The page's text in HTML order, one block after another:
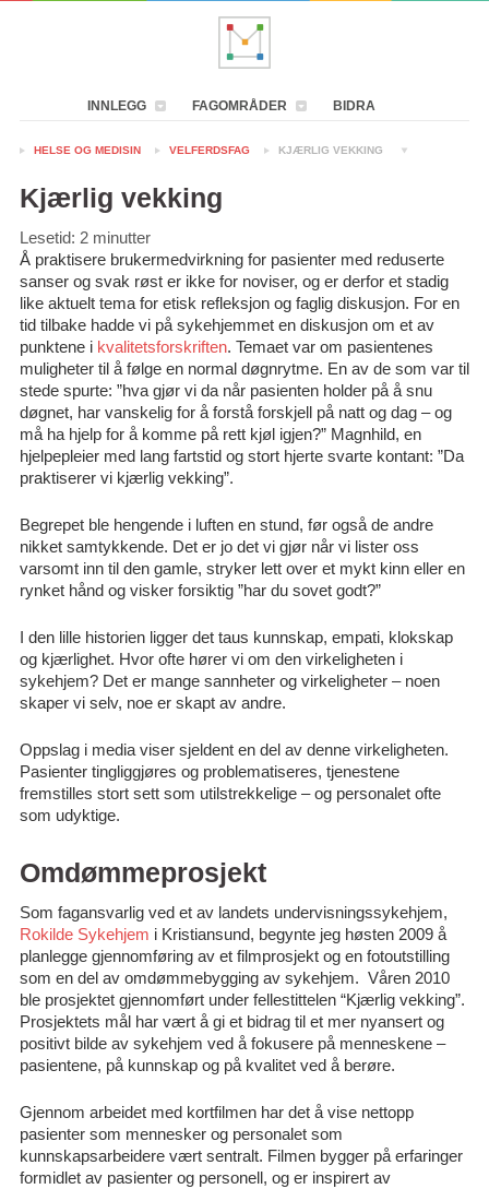
INNLEGG FAGOMRÅDER BIDRA
HELSE OG MEDISIN VELFERDSFAG KJÆRLIG VEKKING
Kjærlig vekking
Lesetid: 2 minutter
Å praktisere brukermedvirkning for pasienter med reduserte
sanser og svak røst er ikke for noviser, og er derfor et stadig
like aktuelt tema for etisk refleksjon og faglig diskusjon. For en
tid tilbake hadde vi på sykehjemmet en diskusjon om et av
punktene i kvalitetsforskriften. Temaet var om pasientenes
muligheter til å følge en normal døgnrytme. En av de som var til
stede spurte: ”hva gjør vi da når pasienten holder på å snu
døgnet, har vanskelig for å forstå forskjell på natt og dag – og
må ha hjelp for å komme på rett kjøl igjen?” Magnhild, en
hjelpepleier med lang fartstid og stort hjerte svarte kontant: ”Da
praktiserer vi kjærlig vekking”.
Begrepet ble hengende i luften en stund, før også de andre
nikket samtykkende. Det er jo det vi gjør når vi lister oss
varsomt inn til den gamle, stryker lett over et mykt kinn eller en
rynket hånd og visker forsiktig ”har du sovet godt?”
I den lille historien ligger det taus kunnskap, empati, klokskap
og kjærlighet. Hvor ofte hører vi om den virkeligheten i
sykehjem? Det er mange sannheter og virkeligheter – noen
skaper vi selv, noe er skapt av andre.
Oppslag i media viser sjeldent en del av denne virkeligheten.
Pasienter tingliggjøres og problematiseres, tjenestene
fremstilles stort sett som utilstrekkelige – og personalet ofte
som udyktige.
Omdømmeprosjekt
Som fagansvarlig ved et av landets undervisningssykehjem,
Rokilde Sykehjem i Kristiansund, begynte jeg høsten 2009 å
planlegge gjennomføring av et filmprosjekt og en fotoutstilling
som en del av omdømmebygging av sykehjem. Våren 2010
ble prosjektet gjennomført under fellestittelen “Kjærlig vekking”.
Prosjektets mål har vært å gi et bidrag til et mer nyansert og
positivt bilde av sykehjem ved å fokusere på menneskene –
pasientene, på kunnskap og på kvalitet ved å berøre.
Gjennom arbeidet med kortfilmen har det å vise nettopp
pasienter som mennesker og personalet som
kunnskapsarbeidere vært sentralt. Filmen bygger på erfaringer
formidlet av pasienter og personell, og er inspirert av